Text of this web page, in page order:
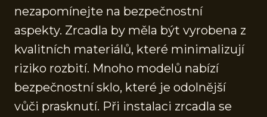
nezapomínejte na bezpečnostní
aspekty. Zrcadla by měla být vyrobena z
kvalitních materiálů, které minimalizují
riziko rozbití. Mnoho modelů nabízí
bezpečnostní sklo, které je odolnější
vůči prasknutí. Při instalaci zrcadla se